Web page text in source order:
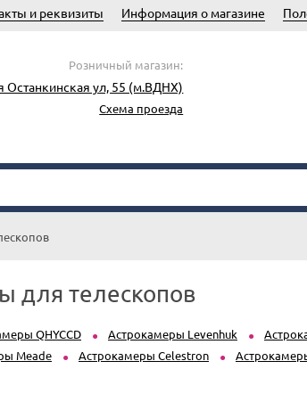
и реквизиты Информация о магазине
Розничный магазин:
Останкинская ул, 55 (м.ВДНХ)
Схема проезда
для телескопов
QHYCCD Астрокамеры Levenhuk
Meade Астрокамеры Celestron